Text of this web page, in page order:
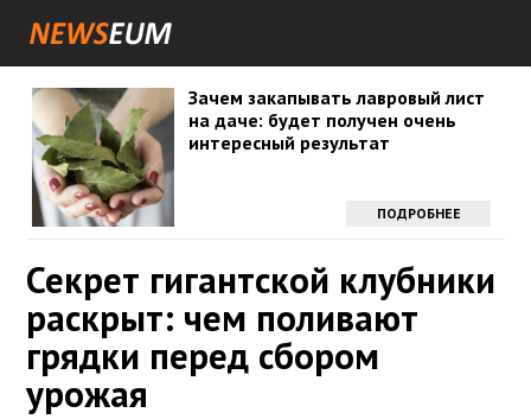
Зачем закапывать лавровый лист
на даче: будет получен очень
интересный результат
ПОДРОБНЕЕ
Секрет гигантской клубники
раскрыт: чем поливают
грядки перед сбором
урожая